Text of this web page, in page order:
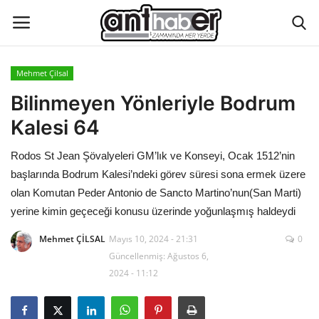
Künye
Eğitim
Aktüel Magazin
Hakkımızda
İletişim
Çevre
Mehmet Çilsal
Bilinmeyen Yönleriyle Bodrum
Kalesi 64
Rodos St Jean Şövalyeleri GM’lık ve Konseyi, Ocak 1512’nin
başlarında Bodrum Kalesi’ndeki görev süresi sona ermek üzere
olan Komutan Peder Antonio de Sancto Martino’nun(San Marti)
yerine kimin geçeceği konusu üzerinde yoğunlaşmış haldeydi
Mehmet ÇİLSAL Mayıs 10, 2024 - 21:31
Güncellenmiş: Ağustos 6,
2024 - 11:12
0